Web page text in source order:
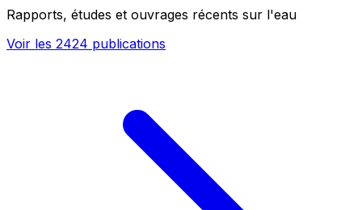
Rapports, études et ouvrages récents sur l'eau
Voir les 2424 publications